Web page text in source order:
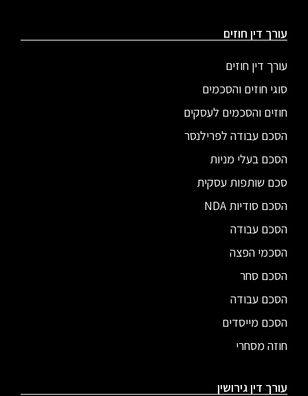
עורך דין חוזים
עורך דין חוזים
סוגי חוזים והסכמים
חוזים והסכמים לעסקים
הסכם עבודה לפרילנסר
הסכם בעלי מניות
סכם שותפות עסקית
הסכם סודיות NDA
הסכם עבודה
הסכמי הפצה
הסכם סחר
הסכם עבודה
הסכם מייסדים
חוזה מסחרי
עורך דין גירושין